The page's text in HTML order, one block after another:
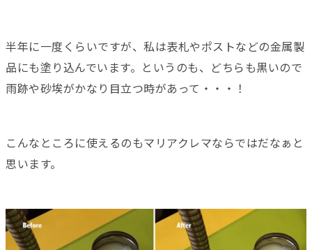
半年に一度くらいですが、私は表札やポストなどの金属製
品にも塗り込んでいます。というのも、どちらも黒いので
雨跡や砂埃がかなり目立つ時があって・・・！
こんなところに使えるのもマリアクレマならではだなぁと
思います。